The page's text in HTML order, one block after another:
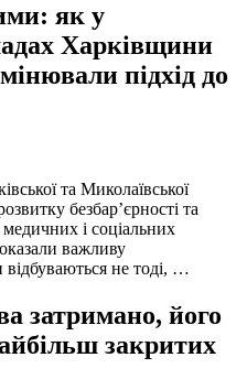
як у
Харківщини
підхід до
та Миколаївської
безбар’єрності та
і соціальних
важливу
відбуваються не тоді, …
затримано, його
закритих